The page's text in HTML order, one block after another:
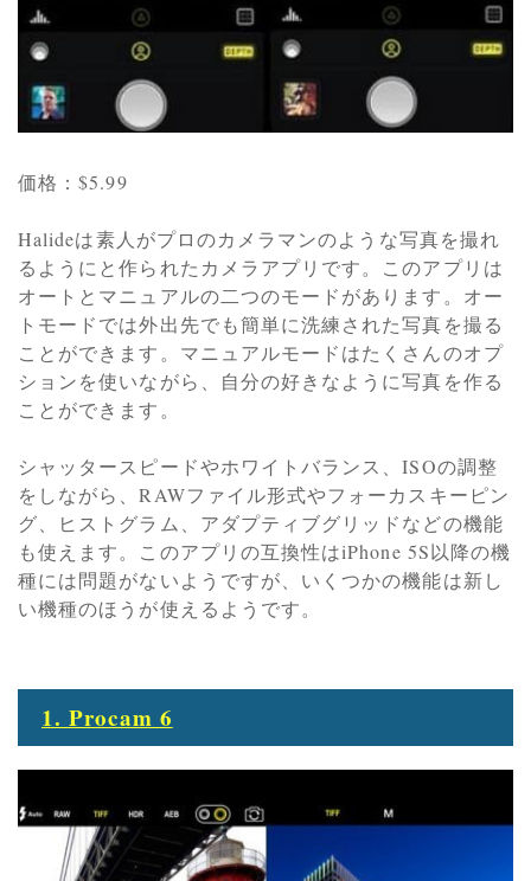
価格：$5.99
Halideは素人がプロのカメラマンのような写真を撮れ
るようにと作られたカメラアプリです。このアプリは
オートとマニュアルの二つのモードがあります。オー
トモードでは外出先でも簡単に洗練された写真を撮る
ことができます。マニュアルモードはたくさんのオプ
ションを使いながら、自分の好きなように写真を作る
ことができます。
シャッタースピードやホワイトバランス、ISOの調整
をしながら、RAWファイル形式やフォーカスキーピン
グ、ヒストグラム、アダプティブグリッドなどの機能
も使えます。このアプリの互換性はiPhone 5S以降の機
種には問題がないようですが、いくつかの機能は新し
い機種のほうが使えるようです。
1. Procam 6